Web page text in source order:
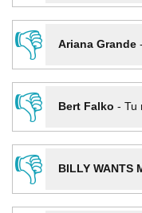
👎
Ariana Grande-
👎
Bert Falko - Tu
👎
BILLY WANTS